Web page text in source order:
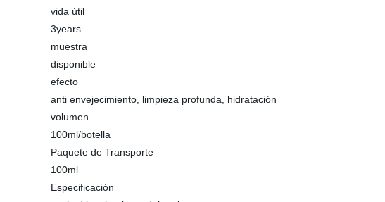
vida útil
3years
muestra
disponible
efecto
anti envejecimiento, limpieza profunda, hidratación
volumen
100ml/botella
Paquete de Transporte
100ml
Especificación